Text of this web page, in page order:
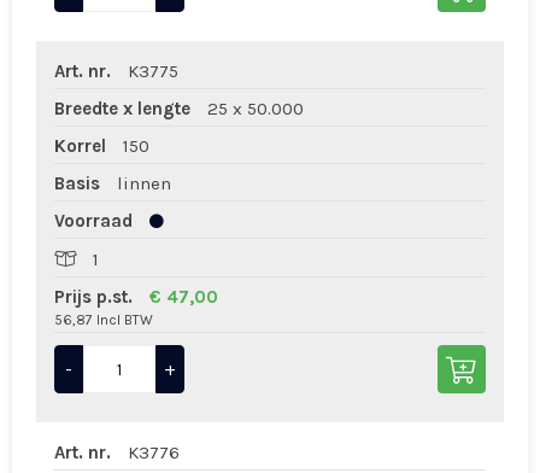
Art. nr.
K3775
Breedte x lengte
25 x 50.000
Korrel
150
Basis
linnen
Voorraad
1
Prijs p.st.
€ 47,00
56,87 Incl BTW
- +
Art. nr.
K3776